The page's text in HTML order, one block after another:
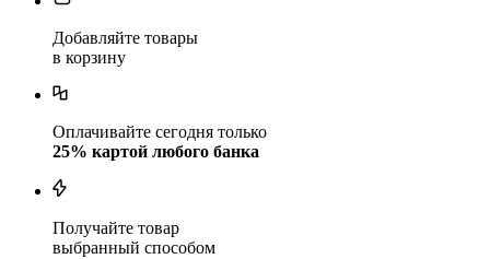
Добавляйте товары
в корзину
Оплачивайте сегодня только
25% картой любого банка
Получайте товар
выбранный способом